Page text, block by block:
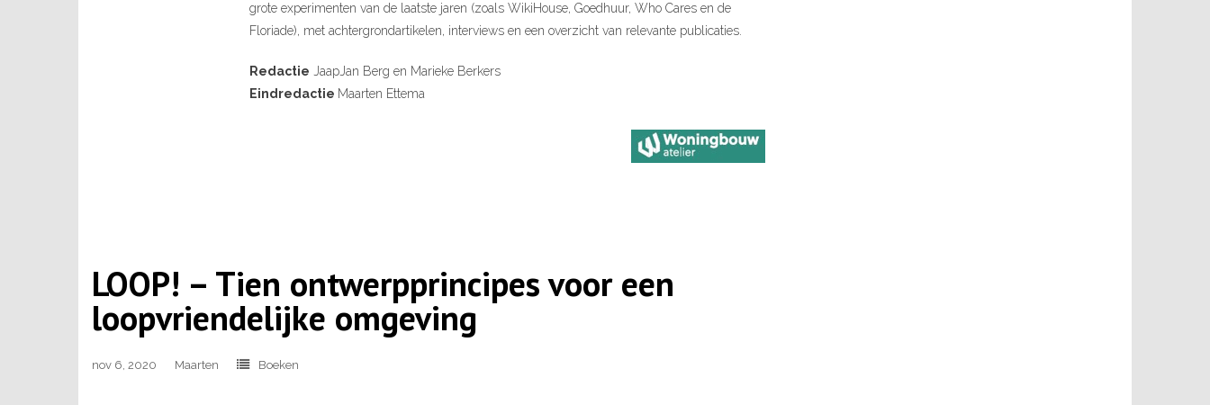
grote experimenten van de laatste jaren (zoals WikiHouse, Goedhuur, Who Cares en de
Floriade), met achtergrondartikelen, interviews en een overzicht van relevante publicaties.
Redactie JaapJan Berg en Marieke Berkers
Eindredactie Maarten Ettema
LOOP! – Tien ontwerpprincipes voor een
loopvriendelijke omgeving
nov 6, 2020 Maarten Boeken